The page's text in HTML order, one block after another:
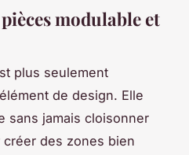
modulable et
plus seulement
de design. Elle
sans jamais cloisonner
des zones bien